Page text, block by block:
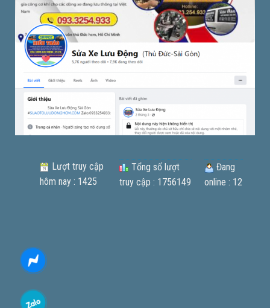
Lượt truy cập
hôm nay : 1425
Tổng số lượt
truy cập : 1756149
Đang
online : 12